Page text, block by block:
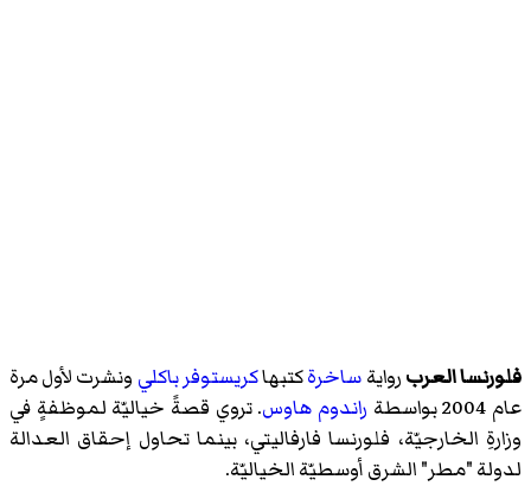
فلورنسا العربروايةساخرةكتبهاكريستوفر باكلي ونشرت لأول مرة
عام 2004 بواسطة
راندوم هاوس. تروي قصةً خياليّة لموظفةٍ في
وزارةِ الخارجيّة، فلورنسا فارفاليتي، بينما تحاول إحقاق العدالة
لدولة "مطر" الشرق أوسطيّة الخياليّة.